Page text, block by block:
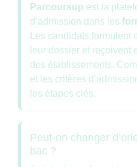
Parcoursup est la
d’admission dans les
Les candidats
leur dossier et reçoivent
des établissements.
et les critères
les étapes clés.
Peut-on changer
bac ?